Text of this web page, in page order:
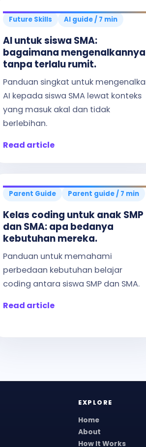
Future Skills AI guide / 7 min
AI untuk siswa SMA:
bagaimana mengenalkannya
tanpa terlalu rumit.
Panduan singkat untuk
AI kepada siswa SMA lewat konteks
yang masuk akal dan tidak
berlebihan.
Read article
Parent Guide Parent guide / 7 min
Kelas coding untuk anak SMP
dan SMA: apa bedanya
kebutuhan mereka.
Panduan untuk memahami
perbedaan kebutuhan belajar
coding antara siswa SMP dan SMA.
Read article
EXPLORE
Home
About
How It Works